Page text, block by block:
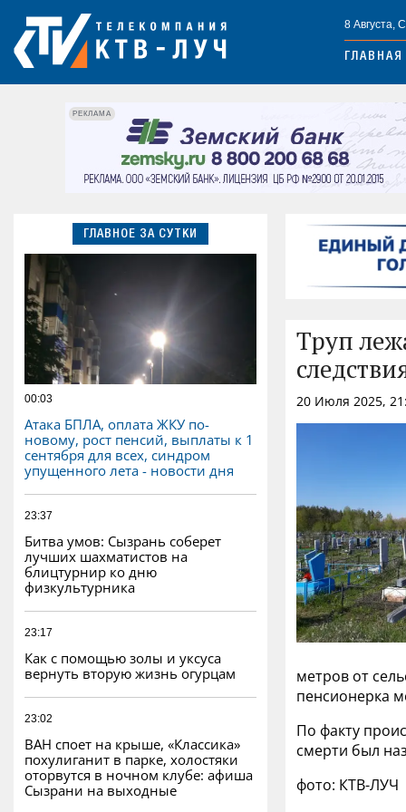
8 Августа,
ГЛАВНАЯ
РЕКЛАМА
ГЛАВНОЕ ЗА СУТКИ
00:03
Атака БПЛА, оплата ЖКУ по-
новому, рост пенсий, выплаты к 1
сентября для всех, синдром
упущенного лета - новости дня
23:37
Битва умов: Сызрань соберет
лучших шахматистов на
блицтурнир ко дню
физкультурника
23:17
Как с помощью золы и уксуса
вернуть вторую жизнь огурцам
23:02
ВАН споет на крыше, «Классика»
похулиганит в парке, холостяки
оторвутся в ночном клубе: афиша
Сызрани на выходные
Труп
20 Июля 2025,
метров от
пенсионерка
По факту
смерти был
фото: КТВ-ЛУЧ